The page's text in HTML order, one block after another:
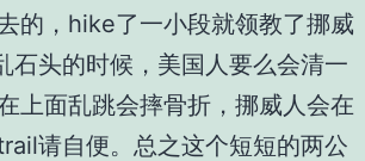
的， hike了一小段就领教了挪威
石头的时候，美国人要么会清一
上面乱跳会摔骨折，挪威人会在
请自便。总之这个短短的两公